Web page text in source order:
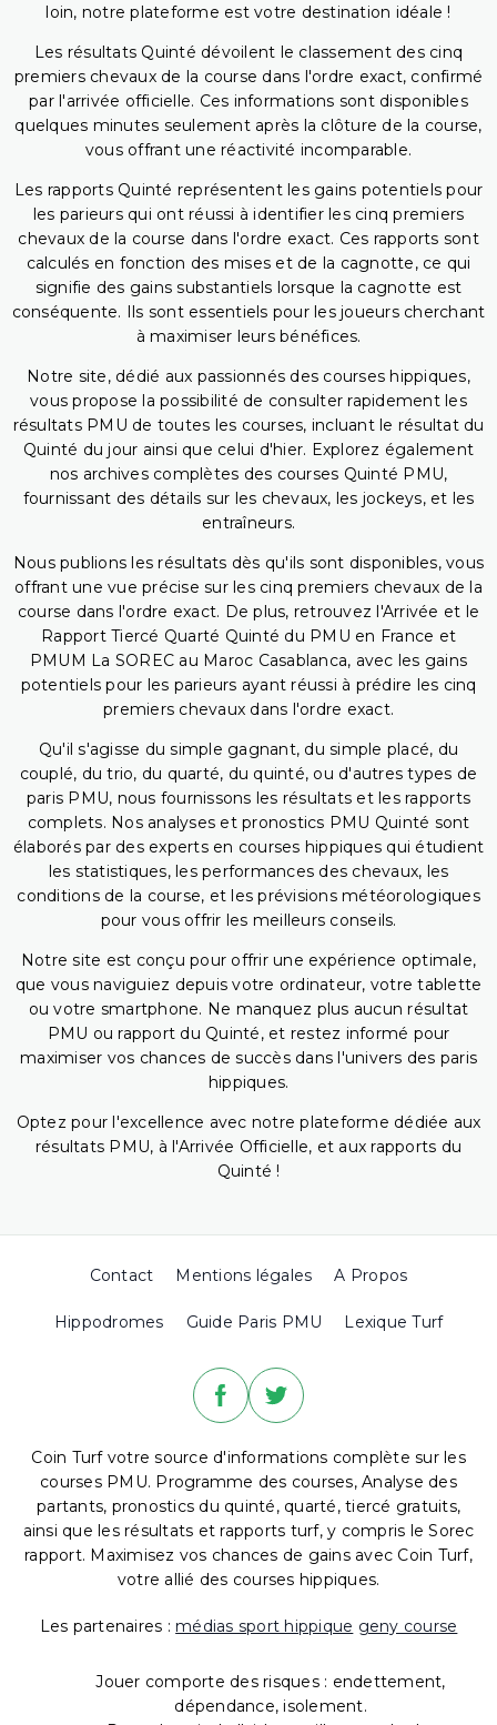
loin, notre plateforme est votre destination idéale !
Les résultats Quinté dévoilent le classement des cinq
premiers chevaux de la course dans l'ordre exact, confirmé
par l'arrivée officielle. Ces informations sont disponibles
quelques minutes seulement après la clôture de la course,
vous offrant une réactivité incomparable.
Les rapports Quinté représentent les gains potentiels pour
les parieurs qui ont réussi à identifier les cinq premiers
chevaux de la course dans l'ordre exact. Ces rapports sont
calculés en fonction des mises et de la cagnotte, ce qui
signifie des gains substantiels lorsque la cagnotte est
conséquente. Ils sont essentiels pour les joueurs cherchant
à maximiser leurs bénéfices.
Notre site, dédié aux passionnés des courses hippiques,
vous propose la possibilité de consulter rapidement les
résultats PMU de toutes les courses, incluant le résultat du
Quinté du jour ainsi que celui d'hier. Explorez également
nos archives complètes des courses Quinté PMU,
fournissant des détails sur les chevaux, les jockeys, et les
entraîneurs.
Nous publions les résultats dès qu'ils sont disponibles, vous
offrant une vue précise sur les cinq premiers chevaux de la
course dans l'ordre exact. De plus, retrouvez l'Arrivée et le
Rapport Tiercé Quarté Quinté du PMU en France et
PMUM La SOREC au Maroc Casablanca, avec les gains
potentiels pour les parieurs ayant réussi à prédire les cinq
premiers chevaux dans l'ordre exact.
Qu'il s'agisse du simple gagnant, du simple placé, du
couplé, du trio, du quarté, du quinté, ou d'autres types de
paris PMU, nous fournissons les résultats et les rapports
complets. Nos analyses et pronostics PMU Quinté sont
élaborés par des experts en courses hippiques qui étudient
les statistiques, les performances des chevaux, les
conditions de la course, et les prévisions météorologiques
pour vous offrir les meilleurs conseils.
Notre site est conçu pour offrir une expérience optimale,
que vous naviguiez depuis votre ordinateur, votre tablette
ou votre smartphone. Ne manquez plus aucun résultat
PMU ou rapport du Quinté, et restez informé pour
maximiser vos chances de succès dans l'univers des paris
hippiques.
Optez pour l'excellence avec notre plateforme dédiée aux
résultats PMU, à l'Arrivée Officielle, et aux rapports du
Quinté !
Contact Mentions légales A Propos
Hippodromes Guide Paris PMU Lexique Turf
Coin Turf votre source d'informations complète sur les
courses PMU. Programme des courses, Analyse des
partants, pronostics du quinté, quarté, tiercé gratuits,
ainsi que les résultats et rapports turf, y compris le Sorec
rapport. Maximisez vos chances de gains avec Coin Turf,
votre allié des courses hippiques.
Les partenaires : médias sport hippique geny course
Jouer comporte des risques : endettement,
dépendance, isolement.